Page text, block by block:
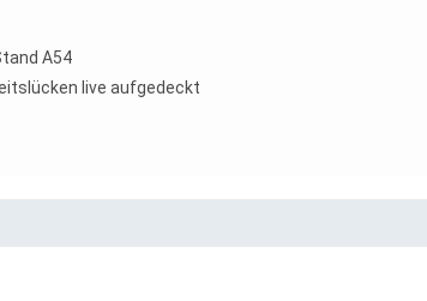
A54
live aufgedeckt